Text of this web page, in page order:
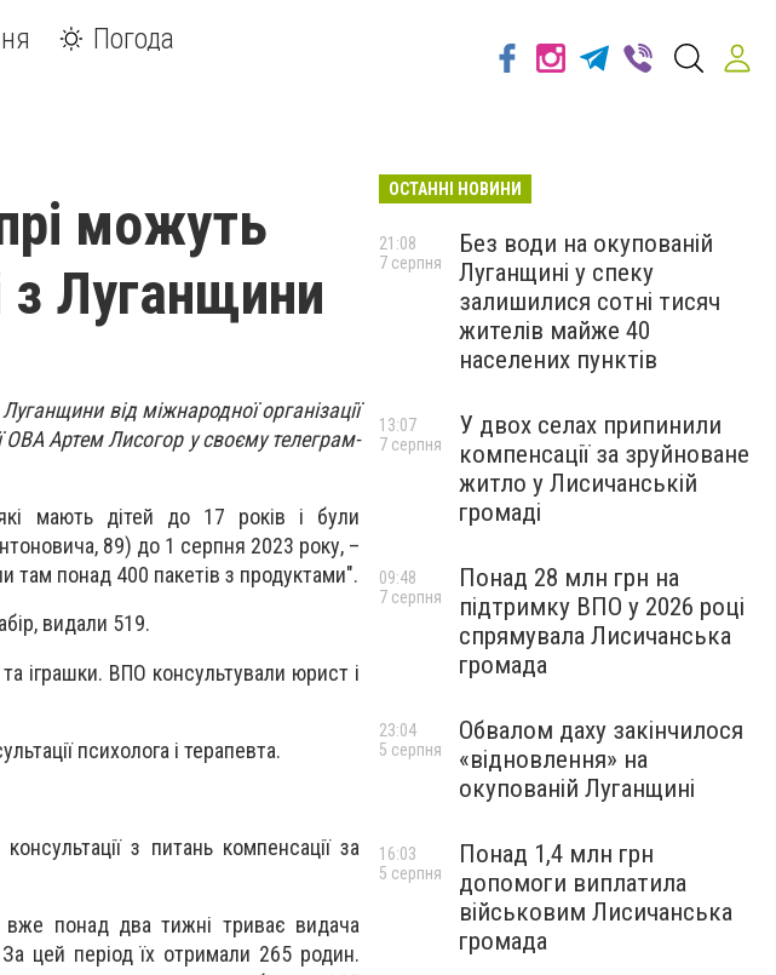
Погода
можуть
з Луганщини
від міжнародної організації
Артем Лисогор у своєму телеграм-
мають дітей до 17 років і були
89) до 1 серпня 2023 року, –
там понад 400 пакетів з продуктами".
видали 519.
іграшки. ВПО консультували юрист і
психолога і терапевта.
з питань компенсації за
вже понад два тижні триває видача
За цей період їх отримали 265 родин.
ОСТАННІ НОВИНИ
Без води на окупованій
Луганщині у спеку
залишилися сотні тисяч
жителів майже 40
населених пунктів
21:08
7 серпня
У двох селах припинили
компенсації за зруйноване
житло у Лисичанській
громаді
13:07
7 серпня
Понад 28 млн грн на
підтримку ВПО у 2026 році
спрямувала Лисичанська
громада
09:48
7 серпня
Обвалом даху закінчилося
«відновлення» на
окупованій Луганщині
23:04
5 серпня
Понад 1,4 млн грн
допомоги виплатила
військовим Лисичанська
громада
16:03
5 серпня